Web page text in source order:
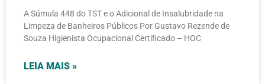
A Súmula 448 do TST e o Adicional de Insalubridade na
Limpeza de Banheiros Públicos Por Gustavo Rezende de
Souza Higienista Ocupacional Certificado – HOC
LEIA MAIS »